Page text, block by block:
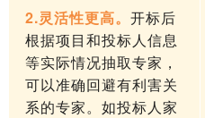
2.灵活性更高。 开标后
根据项目和投标人信息
等实际情况抽取专家，
可以准确回避有利害关
系的专家。如投标人家